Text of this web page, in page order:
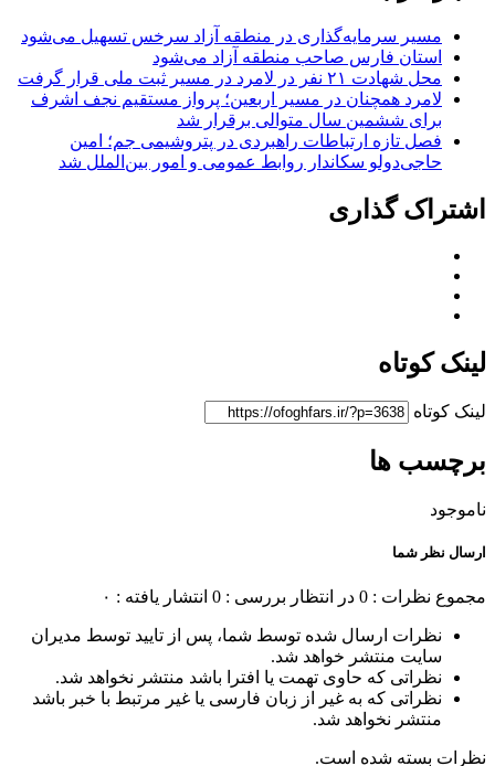
مسیر سرمایه‌گذاری در منطقه آزاد سرخس تسهیل می‌شود
استان فارس صاحب منطقه آزاد می‌شود
محل شهادت ۲۱ نفر در لامرد در مسیر ثبت ملی قرار گرفت
لامرد همچنان در مسیر اربعین؛ پرواز مستقیم نجف اشرف
برای ششمین سال متوالی برقرار شد
فصل تازه ارتباطات راهبردی در پتروشیمی جم؛ امین
حاجی‌دولو سکاندار روابط عمومی و امور بین‌الملل شد
اشتراک گذاری
لینک کوتاه
لینک کوتاه
برچسب ها
ناموجود
ارسال نظر شما
مجموع نظرات : 0 در انتظار بررسی : 0 انتشار یافته : ۰
نظرات ارسال شده توسط شما، پس از تایید توسط مدیران
سایت منتشر خواهد شد.
نظراتی که حاوی تهمت یا افترا باشد منتشر نخواهد شد.
نظراتی که به غیر از زبان فارسی یا غیر مرتبط با خبر باشد
منتشر نخواهد شد.
نظرات بسته شده است.